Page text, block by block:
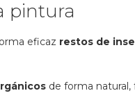
pintura
eficaz restos de
de forma natural,